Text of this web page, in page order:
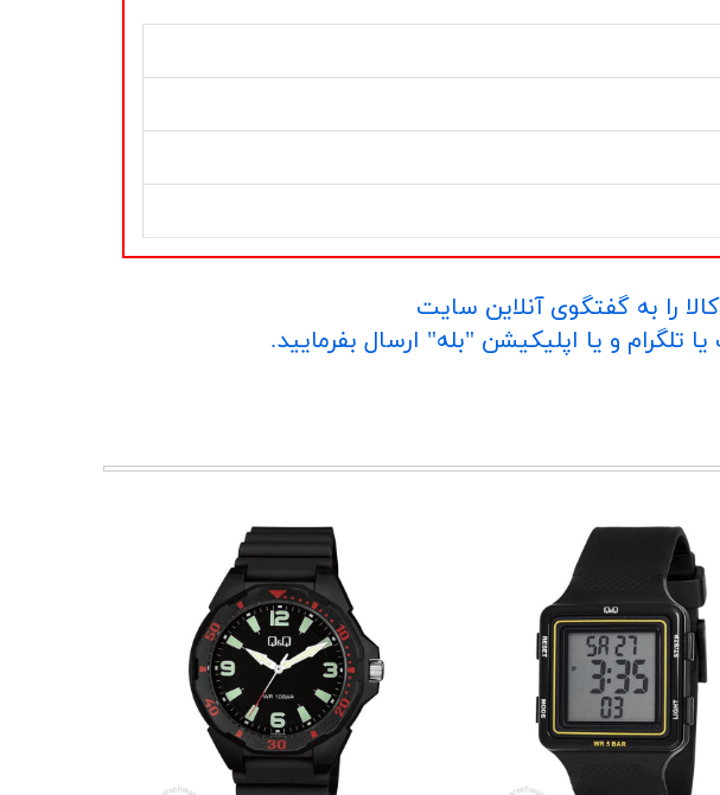
را به گفتگوی آنلاین سایت